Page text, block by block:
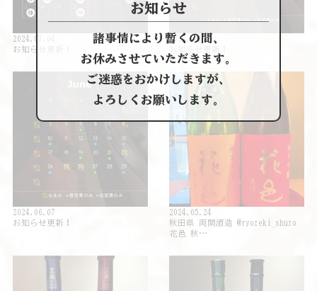
2024.07.04
お知らせ更新！
2024.06.27
2024.06.07
お知らせ更新！
2024.05.24
秋田県 両関酒造 @ryozeki_shuzo
花邑 秋…
お知らせ
諸事情により暫くの間、
お休みさせていただきます。
ご迷惑をおかけしますが、
よろしくお願いします。